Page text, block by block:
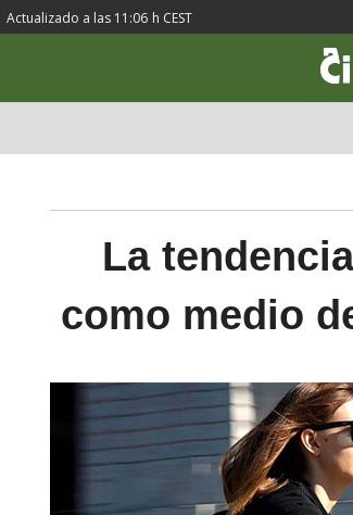
Actualizado a las 11:06 h CEST
La
como medio